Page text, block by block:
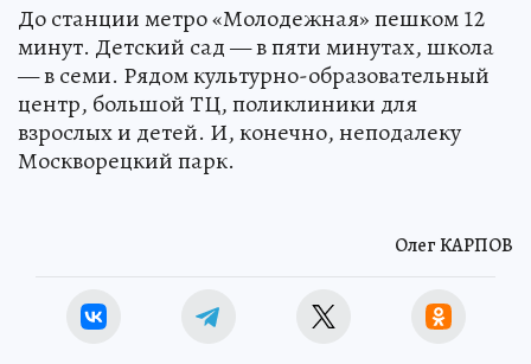
До станции метро «Молодежная» пешком 12
минут. Детский сад — в пяти минутах, школа
— в семи. Рядом культурно-образовательный
центр, большой ТЦ, поликлиники для
взрослых и детей. И, конечно, неподалеку
Москворецкий парк.
Олег КАРПОВ